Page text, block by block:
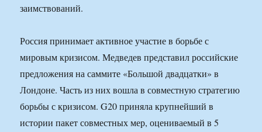
заимствований.
Россия принимает активное участие в борьбе с
мировым кризисом. Медведев представил российские
предложения на саммите «Большой двадцатки» в
Лондоне. Часть из них вошла в совместную стратегию
борьбы с кризисом. G20 приняла крупнейший в
истории пакет совместных мер, оцениваемый в 5